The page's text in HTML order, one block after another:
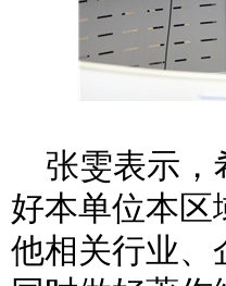
张雯表示，
好本单位本区
他相关行业、